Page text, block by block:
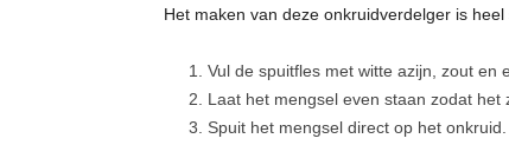
Het maken van deze onkruidverdelger is
Vul de spuitfles met witte azijn, zout en
Laat het mengsel even staan zodat het
Spuit het mengsel direct op het